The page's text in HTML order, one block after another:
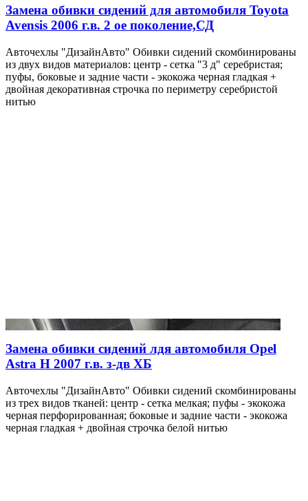
Замена обивки сидений для автомобиля Toyota
Avensis 2006 г.в. 2 ое поколение,СД
Авточехлы "ДизайнАвто" Обивки сидений скомбинированы
из двух видов материалов: центр - сетка "3 д" серебристая;
пуфы, боковые и задние части - экокожа черная гладкая +
двойная декоративная строчка по периметру серебристой
нитью
Замена обивки сидений лдя автомобиля Opel
Astra H 2007 г.в. з-дв ХБ
Авточехлы "ДизайнАвто" Обивки сидений скомбинированы
из трех видов тканей: центр - сетка мелкая; пуфы - экокожа
черная перфорированная; боковые и задние части - экокожа
черная гладкая + двойная строчка белой нитью